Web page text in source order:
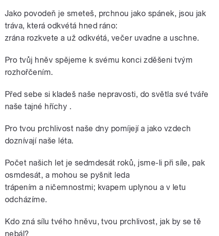
Jako povodeň je smeteš, prchnou jako spánek, jsou jak
tráva, která odkvétá hned ráno:
zrána rozkvete a už odkvétá, večer uvadne a uschne.
Pro tvůj hněv spějeme k svému konci zděšeni tvým
rozhořčením.
Před sebe si kladeš naše nepravosti, do světla své tváře
naše tajné hříchy .
Pro tvou prchlivost naše dny pomíjejí a jako vzdech
doznívají naše léta.
Počet našich let je sedmdesát roků, jsme-li při síle, pak
osmdesát, a mohou se pyšnit leda
trápením a ničemnostmi; kvapem uplynou a v letu
odcházíme.
Kdo zná sílu tvého hněvu, tvou prchlivost, jak by se tě
nebál?